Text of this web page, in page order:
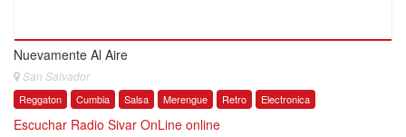
Nuevamente Al Aire
San Salvador
Reggaton Cumbia Salsa Merengue Retro Electronica
Escuchar Radio Sivar OnLine online